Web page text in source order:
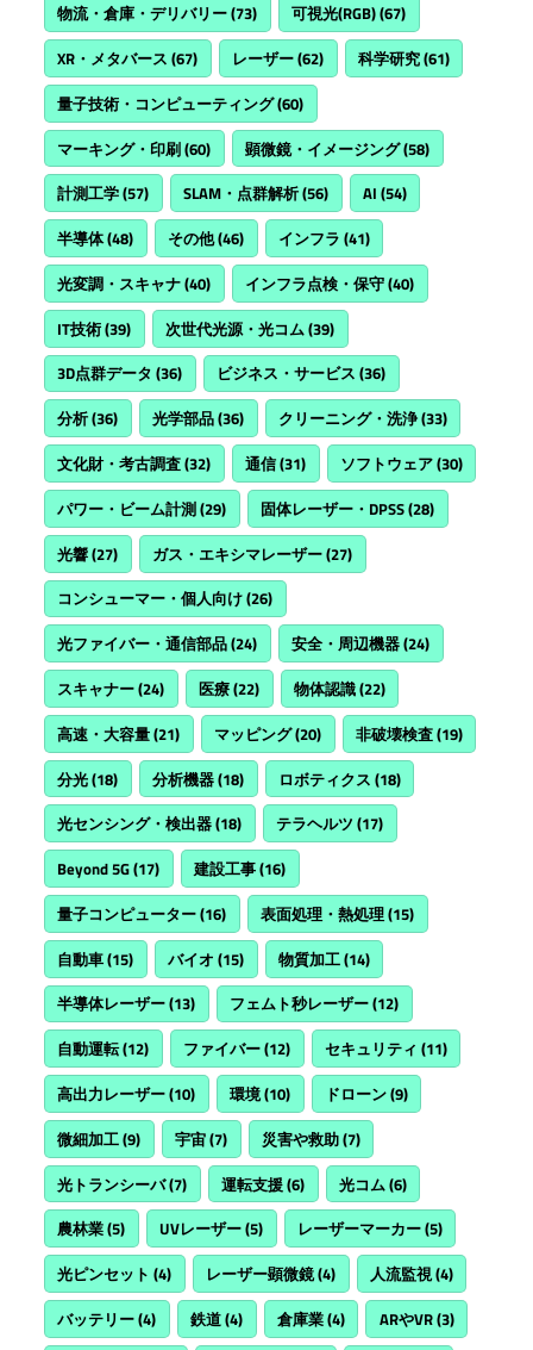
物流・倉庫・デリバリー(73) 可視光(RGB)(67)
XR・メタバース (67) レーザー(62) 科学研究(61)
量子技術・コンピューティング(60)
マーキング・印刷(60) 顕微鏡・イメージング(58)
計測工学(57) SLAM・点群解析(56) AI (54)
半導体(48) その他(46) インフラ (41)
光変調・スキャナ(40) インフラ点検・保守(40)
IT技術(39) 次世代光源・光コム(39)
3D点群データ (36) ビジネス・サービス (36)
分析(36) 光学部品(36) クリーニング・洗浄(33)
文化財・考古調査(32) 通信(31) ソフトウェア(30)
パワー・ビーム計測(29) 固体レーザー・DPSS(28)
光響(27) ガス・エキシマレーザー(27)
コンシューマー・個人向け(26)
光ファイバー・通信部品(24) 安全・周辺機器(24)
スキャナー(24) 医療(22) 物体認識(22)
高速・大容量(21) マッピング(20) 非破壊検査(19)
分光(18) 分析機器(18) ロボティクス (18)
光センシング・検出器(18) テラヘルツ (17)
Beyond 5G(17) 建設工事(16)
量子コンピューター(16) 表面処理・熱処理(15)
自動車(15) バイオ (15) 物質加工(14)
半導体レーザー(13) フェムト秒レーザー(12)
自動運転(12) ファイバー(12) セキュリティ (11)
高出力レーザー(10) 環境(10) ドローン(9)
微細加工(9) 宇宙(7) 災害や救助(7)
光トランシーバ(7) 運転支援(6) 光コム(6)
農林業(5) UVレーザー(5) レーザーマーカー(5)
光ピンセット (4) レーザー顕微鏡(4) 人流監視(4)
バッテリー(4) 鉄道(4) 倉庫業(4) ARやVR(3)